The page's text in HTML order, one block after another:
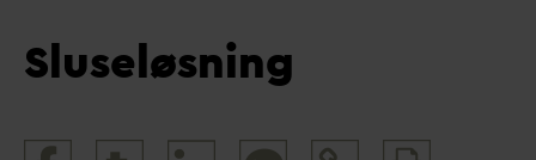
Sluseløsning